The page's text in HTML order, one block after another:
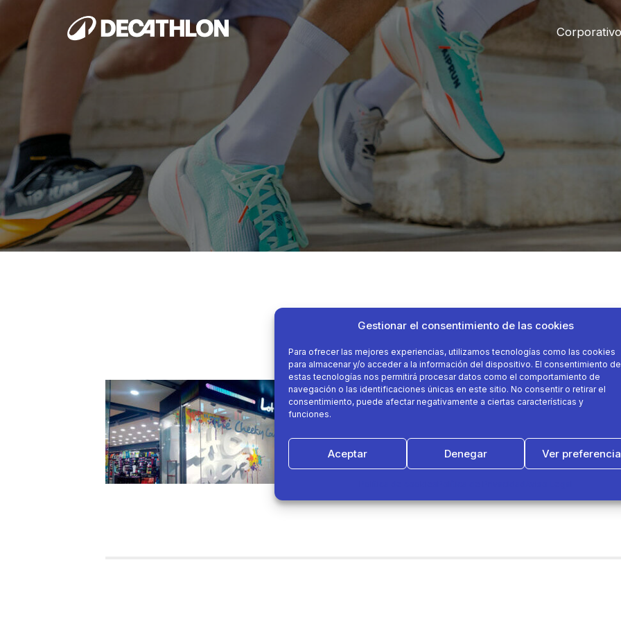
Gestionar el consentimiento de las cookies
Para ofrecer las mejores experiencias, utilizamos tecnologías como las cookies
para almacenar y/o acceder a la información del dispositivo. El consentimiento de
estas tecnologías nos permitirá procesar datos como el comportamiento de
navegación o las identificaciones únicas en este sitio. No consentir o retirar el
consentimiento, puede afectar negativamente a ciertas características y
funciones.
Aceptar Denegar Ver
Corporativo